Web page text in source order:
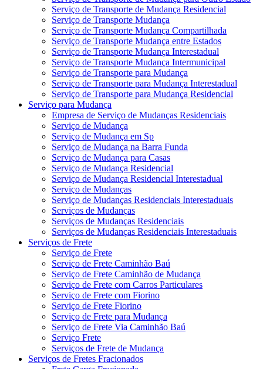
Serviço de Transporte de Mudança Residencial
Serviço de Transporte Mudança
Serviço de Transporte Mudança Compartilhada
Serviço de Transporte Mudança entre Estados
Serviço de Transporte Mudança Interestadual
Serviço de Transporte Mudança Intermunicipal
Serviço de Transporte para Mudança
Serviço de Transporte para Mudança Interestadual
Serviço de Transporte para Mudança Residencial
Serviço para Mudança
Empresa de Serviço de Mudanças Residenciais
Serviço de Mudança
Serviço de Mudança em Sp
Serviço de Mudança na Barra Funda
Serviço de Mudança para Casas
Serviço de Mudança Residencial
Serviço de Mudança Residencial Interestadual
Serviço de Mudanças
Serviço de Mudanças Residenciais Interestaduais
Serviços de Mudanças
Serviços de Mudanças Residenciais
Serviços de Mudanças Residenciais Interestaduais
Serviços de Frete
Serviço de Frete
Serviço de Frete Caminhão Baú
Serviço de Frete Caminhão de Mudança
Serviço de Frete com Carros Particulares
Serviço de Frete com Fiorino
Serviço de Frete Fiorino
Serviço de Frete para Mudança
Serviço de Frete Via Caminhão Baú
Serviço Frete
Serviços de Frete de Mudança
Serviços de Fretes Fracionados